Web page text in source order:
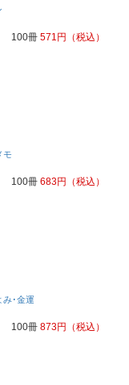
100冊 571 円 （税込）
モ
100冊 683円 （税込）
み･金運
100冊 873円 （税込）